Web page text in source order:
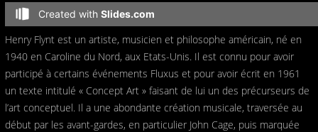
Henry Flynt est un artiste, musicien et philosophe américain, né en
1940 en Caroline du Nord, aux Etats-Unis. Il est connu pour avoir
participé à certains événements Fluxus et pour avoir écrit en 1961
un texte intitulé « Concept Art » faisant de lui un des précurseurs de
l’art conceptuel. Il a une abondante création musicale, traversée au
début par les avant-gardes, en particulier John Cage, puis marquée